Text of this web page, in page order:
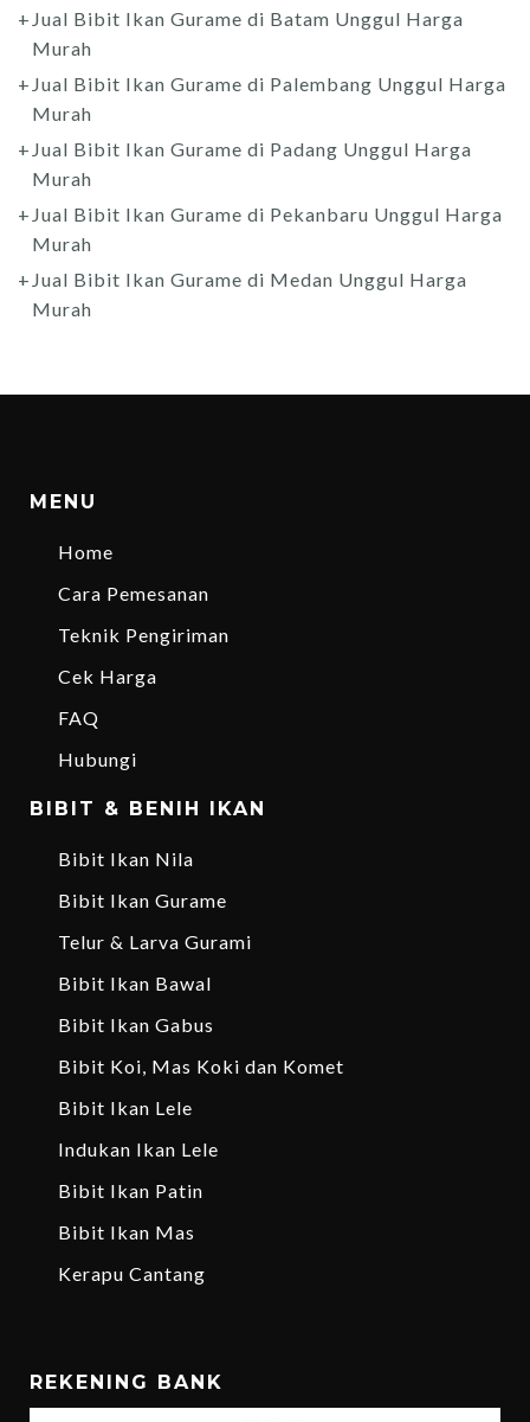
Jual Bibit Ikan Gurame di Batam Unggul Harga
Murah
Jual Bibit Ikan Gurame di Palembang Unggul Harga
Murah
Jual Bibit Ikan Gurame di Padang Unggul Harga
Murah
Jual Bibit Ikan Gurame di Pekanbaru Unggul Harga
Murah
Jual Bibit Ikan Gurame di Medan Unggul Harga
Murah
MENU
Home
Cara Pemesanan
Teknik Pengiriman
Cek Harga
FAQ
Hubungi
BIBIT & BENIH IKAN
Bibit Ikan Nila
Bibit Ikan Gurame
Telur & Larva Gurami
Bibit Ikan Bawal
Bibit Ikan Gabus
Bibit Koi, Mas Koki dan Komet
Bibit Ikan Lele
Indukan Ikan Lele
Bibit Ikan Patin
Bibit Ikan Mas
Kerapu Cantang
REKENING BANK